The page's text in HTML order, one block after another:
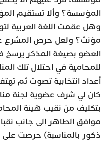
المؤسسة؟ وألا تستقيم
وهل عقمت اللغة العربية
مؤنث؟ ولعل حرص المشرع
العضو بصيغة المذكر يرسخ
للمحامية في احتلال تلك
أعداد انتخابية تصوت ثم
كان لي شرف عضوية لجنة
بتكليف من نقيب هيئة
موافق الطاهر إلى جانب
ذكور بالمناسبة) حرصت على